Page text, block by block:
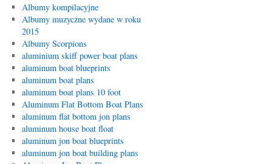
Albumy kompilacyjne
Albumy muzyczne wydane w roku
2015
Albumy Scorpions
aluminium skiff power boat plans
aluminum boat blueprints
aluminum boat plans
aluminum boat plans 10 foot
Aluminum Flat Bottom Boat Plans
aluminum flat bottom jon plans
aluminum house boat float
aluminum jon boat blueprints
aluminum jon boat building plans